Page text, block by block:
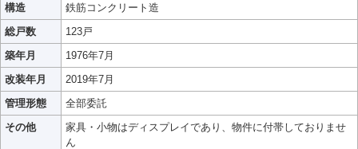
構造
鉄筋コンクリート造
総戸数
123戸
築年月
1976年7月
改装年月
2019年7月
管理形態
全部委託
その他
家具・小物はディスプレイであり、物件に付帯しておりませ
ん